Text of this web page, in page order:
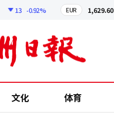
13 -0.92% EUR 1,629.60
文化 体育